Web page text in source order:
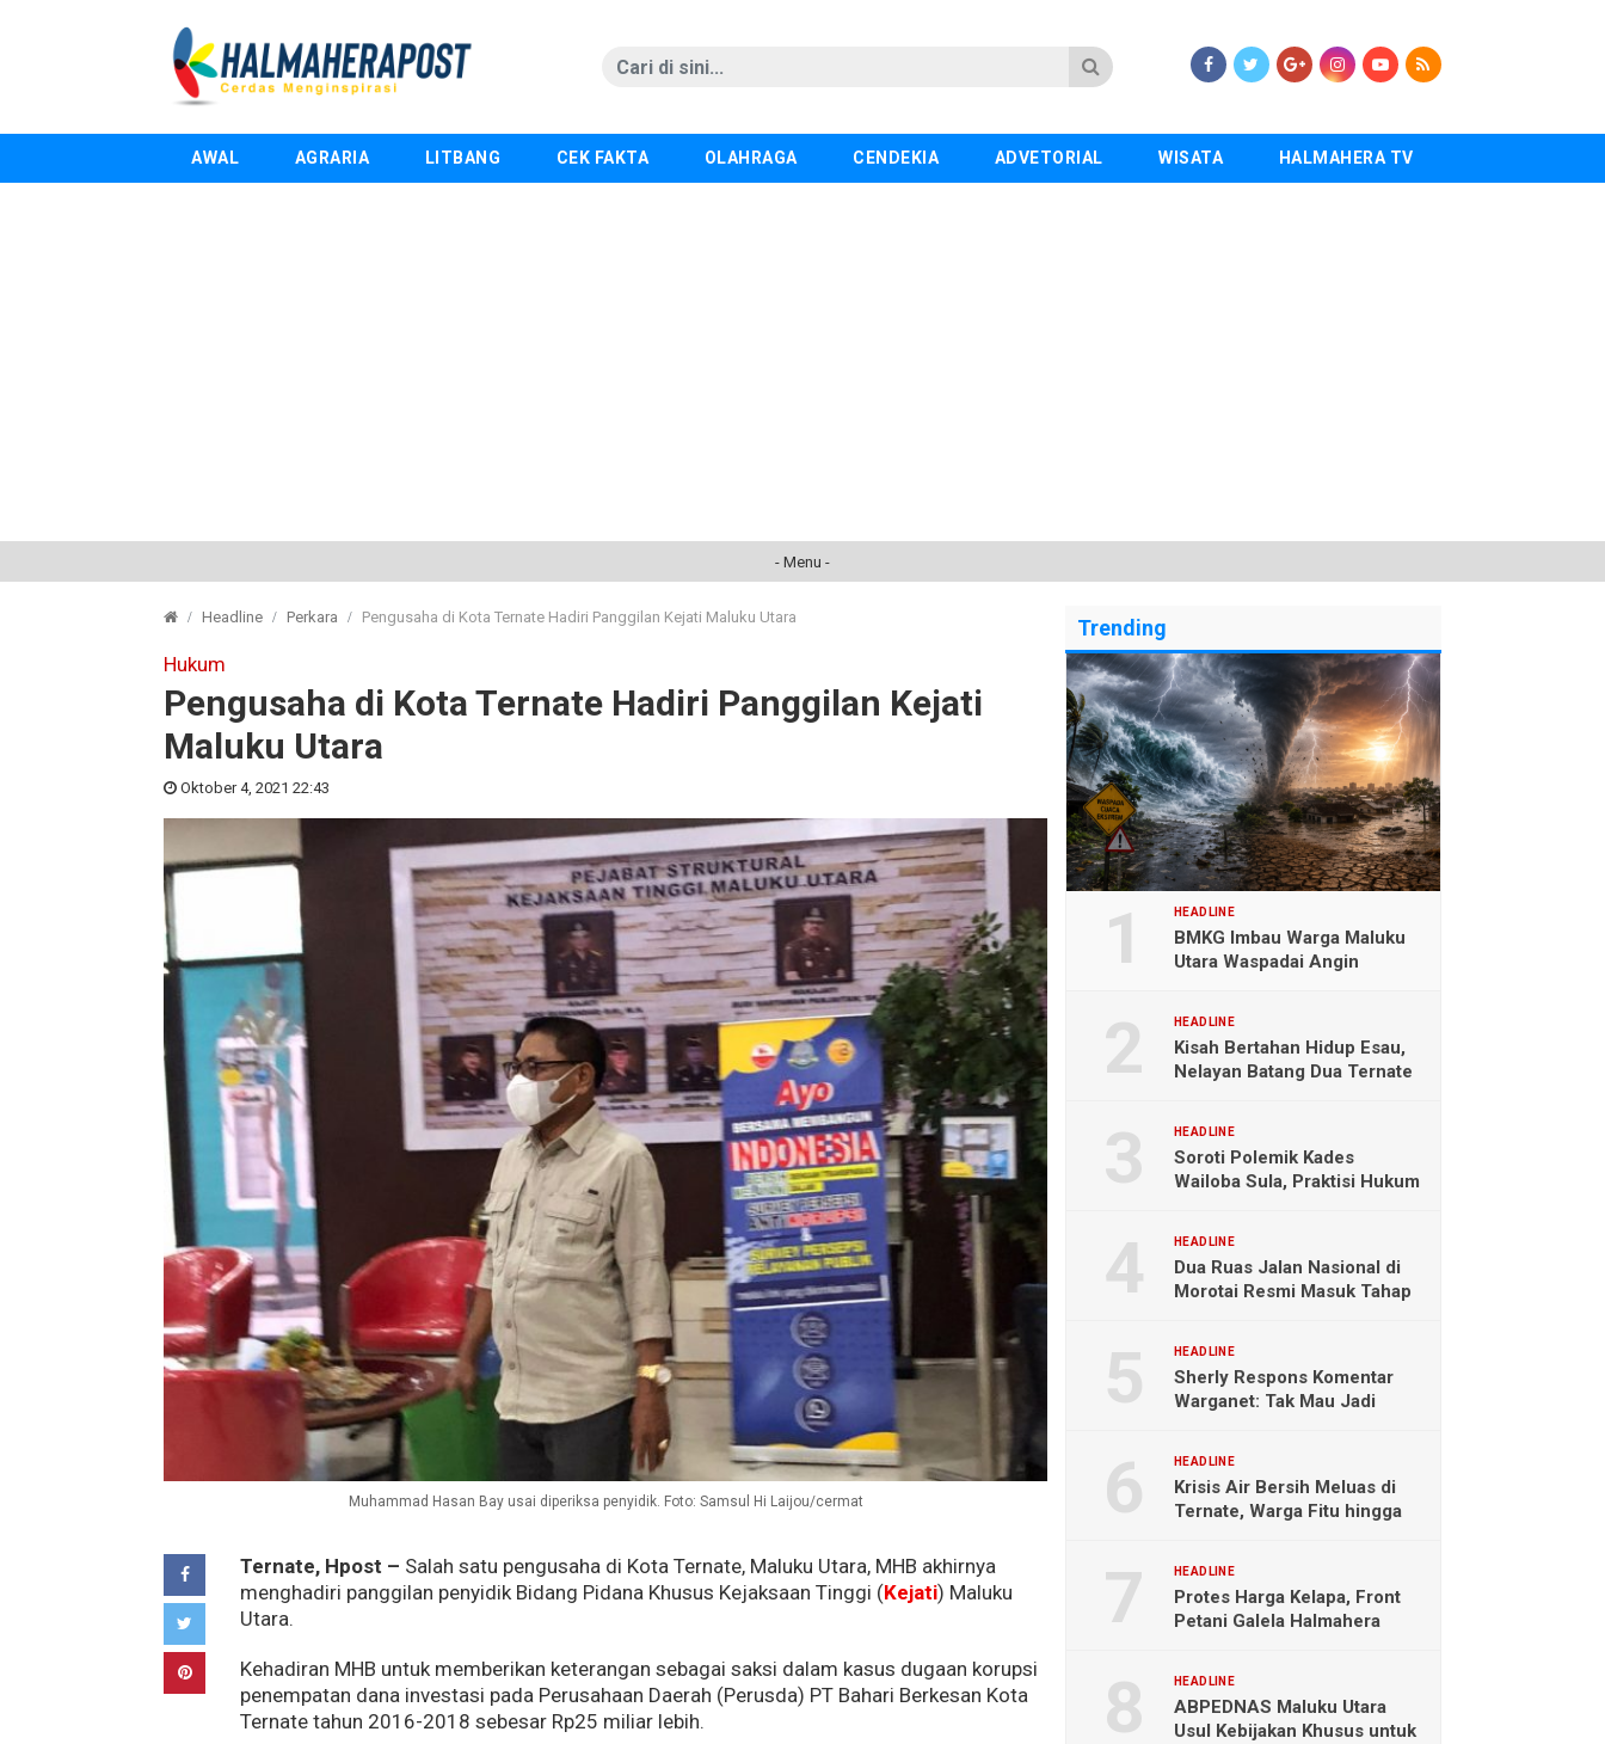
AWAL AGRARIA LITBANG CEK FAKTA OLAHRAGA CENDEKIA ADVETORIAL WISATA HALMAHERA TV
- Menu -
Headline Perkara Pengusaha di Kota Ternate Hadiri Panggilan Kejati Maluku Utara
Hukum
Pengusaha di Kota Ternate Hadiri Panggilan Kejati
Maluku Utara
Oktober 4, 2021 22:43
Muhammad Hasan Bay usai diperiksa penyidik. Foto: Samsul Hi Laijou/cermat
Ternate, Hpost – Salah satu pengusaha di Kota Ternate, Maluku Utara, MHB akhirnya
menghadiri panggilan penyidik Bidang Pidana Khusus Kejaksaan Tinggi (Kejati) Maluku
Utara.
Kehadiran MHB untuk memberikan keterangan sebagai saksi dalam kasus dugaan korupsi
penempatan dana investasi pada Perusahaan Daerah (Perusda) PT Bahari Berkesan Kota
Ternate tahun 2016-2018 sebesar Rp25 miliar lebih.
Trending
HEADLINE
BMKG Imbau Warga Maluku
Utara Waspadai Angin
HEADLINE
Kisah Bertahan Hidup Esau,
Nelayan Batang Dua Ternate
HEADLINE
Soroti Polemik Kades
Wailoba Sula, Praktisi Hukum
HEADLINE
Dua Ruas Jalan Nasional di
Morotai Resmi Masuk Tahap
HEADLINE
Sherly Respons Komentar
Warganet: Tak Mau Jadi
HEADLINE
Krisis Air Bersih Meluas di
Ternate, Warga Fitu hingga
HEADLINE
Protes Harga Kelapa, Front
Petani Galela Halmahera
HEADLINE
ABPEDNAS Maluku Utara
Usul Kebijakan Khusus untuk